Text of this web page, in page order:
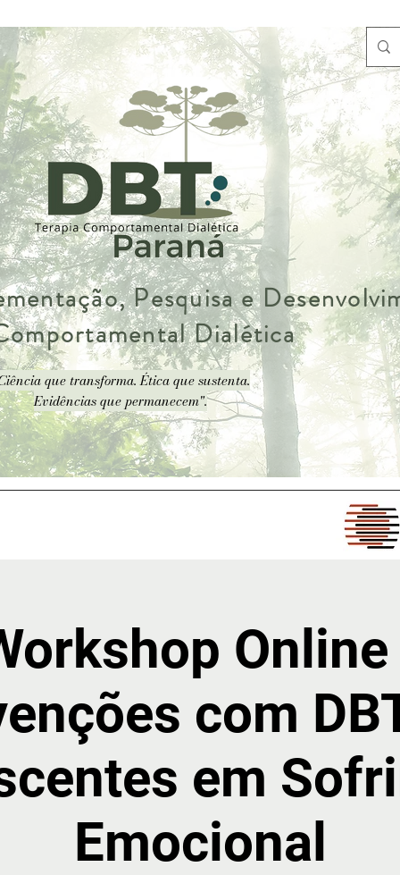
Pesquisa e
Dialética
que transforma. Ética que sustenta.
Evidências que permanecem".
Online
com
em
Emocional